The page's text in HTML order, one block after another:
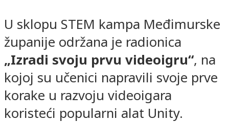
U sklopu STEM kampa Međimurske
županije održana je radionica
„Izradi svoju prvu videoigru“, na
kojoj su učenici napravili svoje prve
korake u razvoju videoigara
koristeći popularni alat Unity.